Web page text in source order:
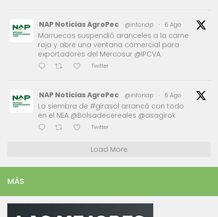
NAP Noticias AgroPec @infonap · 6 Ago
Marruecos suspendió aranceles a la carne
roja y abre una ventana comercial para
exportadores del Mercosur @IPCVA
Twitter
NAP Noticias AgroPec @infonap · 6 Ago
La siembra de #girasol arrancó con todo
en el NEA @Bolsadecereales @asagirok
Twitter
Load More
MÁS